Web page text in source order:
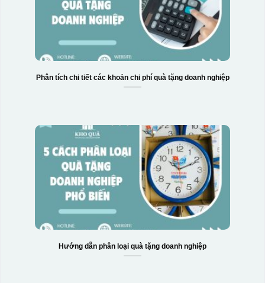
Hộp xi 6 bát cơm
Phân tích chi tiết các khoản chi phí quà tặng doanh nghiệp
Hướng dẫn phân loại quà tặng doanh nghiệp